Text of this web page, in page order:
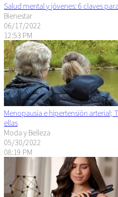
Salud mental y jóvenes: 6 claves
Bienestar
06/17/2022
12:53 PM
Menopausia e hipertensión arterial;
ellas
Moda y Belleza
05/30/2022
08:19 PM